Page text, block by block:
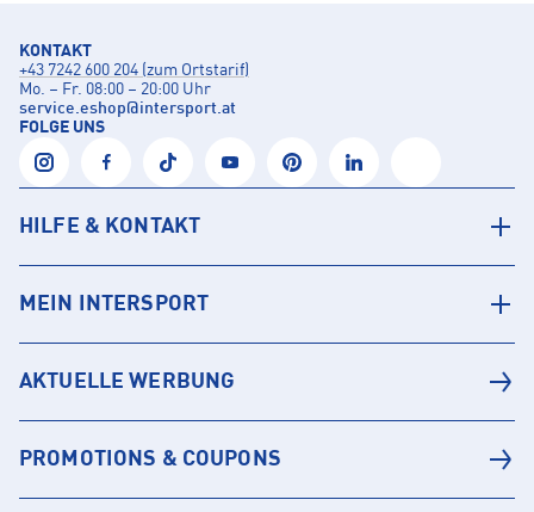
KONTAKT
+43 7242 600 204 (zum Ortstarif)
Mo. – Fr. 08:00 – 20:00 Uhr
service.eshop@intersport.at
FOLGE UNS
HILFE & KONTAKT
MEIN INTERSPORT
AKTUELLE WERBUNG
PROMOTIONS & COUPONS